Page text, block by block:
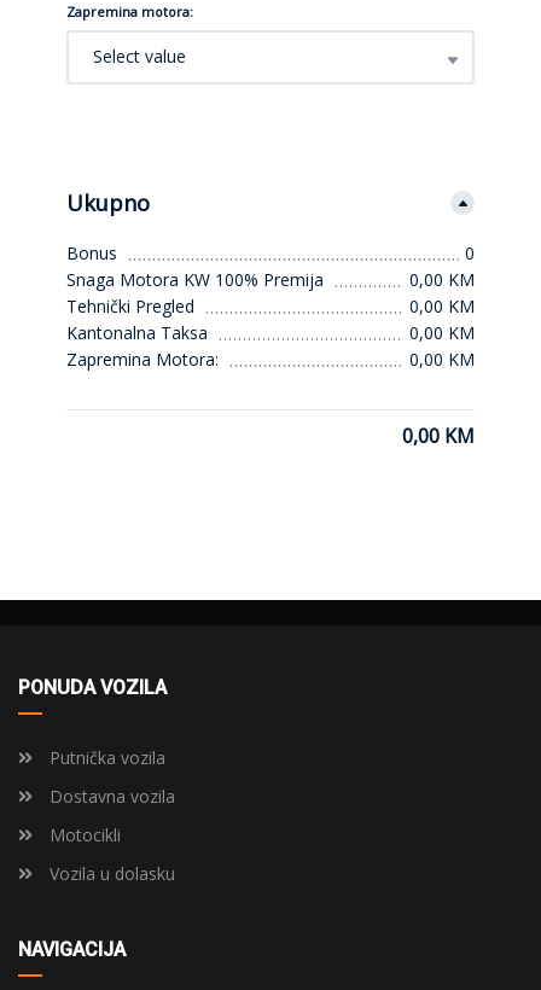
Zapremina motora:
Select value
Ukupno
Bonus
0
Snaga Motora KW 100% Premija
0,00 KM
Tehnički Pregled
0,00 KM
Kantonalna Taksa
0,00 KM
Zapremina Motora:
0,00 KM
0,00 KM
PONUDA VOZILA
Putnička vozila
Dostavna vozila
Motocikli
Vozila u dolasku
NAVIGACIJA